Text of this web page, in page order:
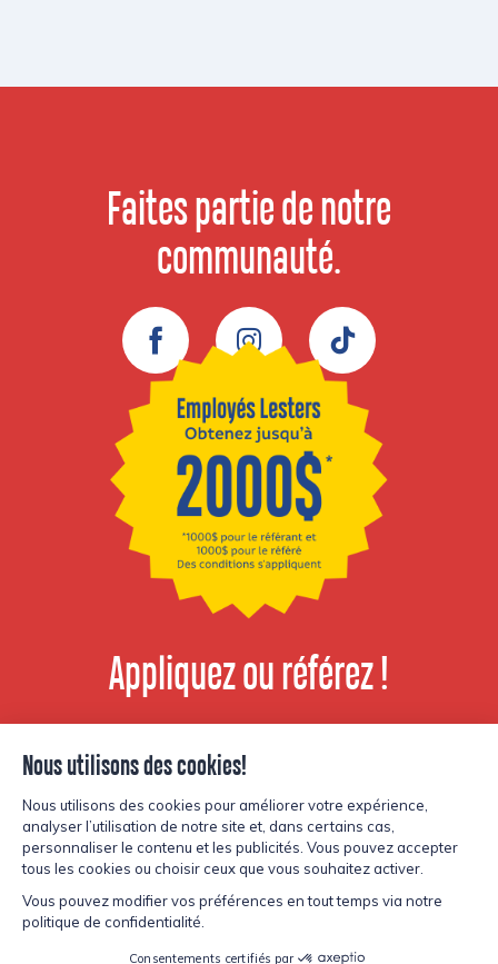
Faites partie de notre
communauté.
Facebook Instagram TikTok
Appliquez ou référez !
Voir les postes
disponibles
© Copyright Lesters 2026Politique de confidentialitéSite parKryzalid